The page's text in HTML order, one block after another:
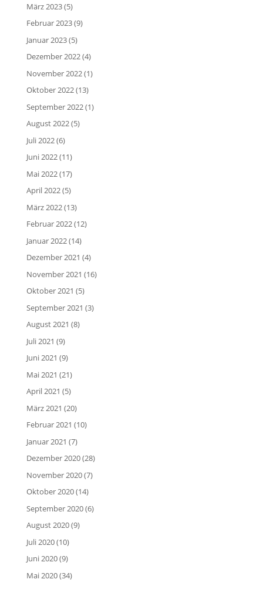
März 2023(5)
Februar 2023(9)
Januar 2023(5)
Dezember 2022(4)
November 2022(1)
Oktober 2022(13)
September 2022(1)
August 2022(5)
Juli 2022(6)
Juni 2022(11)
Mai 2022(17)
April 2022(5)
März 2022(13)
Februar 2022(12)
Januar 2022(14)
Dezember 2021 (4)
November 2021 (16)
Oktober 2021 (5)
September 2021 (3)
August 2021 (8)
Juli 2021 (9)
Juni 2021 (9)
Mai 2021 (21)
April 2021 (5)
März 2021 (20)
Februar 2021 (10)
Januar 2021 (7)
Dezember 2020(28)
November 2020(7)
Oktober 2020(14)
September 2020(6)
August 2020(9)
Juli 2020(10)
Juni 2020(9)
Mai 2020(34)